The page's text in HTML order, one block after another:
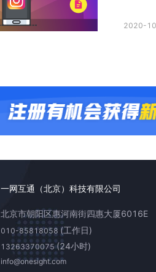
2020-
一网互通（北京）科技有限公司
北京市朝阳区惠河南街四惠大厦6016E
010-85818058 (工作日)
13263370075(24小时)
info@onesight.com